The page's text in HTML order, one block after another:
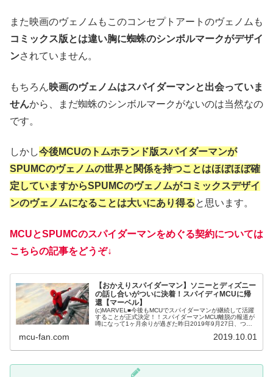
また映画のヴェノムもこのコンセプトアートのヴェノムも
コミックス版とは違い胸に蜘蛛のシンボルマークがデザイ
ンされていません。
もちろん映画のヴェノムはスパイダーマンと出会っていま
せんから、まだ蜘蛛のシンボルマークがないのは当然なの
です。
しかし今後MCUのトムホランド版スパイダーマンが
SPUMCのヴェノムの世界と関係を持つことはほぼほぼ確
定していますからSPUMCのヴェノムがコミックスデザイ
ンのヴェノムになることは大いにあり得ると思います。
MCUとSPUMCのスパイダーマンをめぐる契約については
こちらの記事をどうぞ↓
【おかえりスパイダーマン】ソニーとディズニー
の話し合いがついに決着！スパイディMCUに帰
還【マーベル】
(c)MARVEL■今後もMCUでスパイダーマンが継続して活躍
することが正式決定！！スパイダーマンMCU離脱の報道が
噂になって1ヶ月余りが過ぎた昨日2019年9月27日、つい
mcu-fan.com 2019.10.01